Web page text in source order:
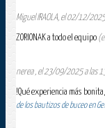
Miguel IRAOLA, el 02/12/
ZORIONAK a todo el equipo
nerea , el 23/09/2025 a las
!Qué experiencia más
de los bautizos de buceo en